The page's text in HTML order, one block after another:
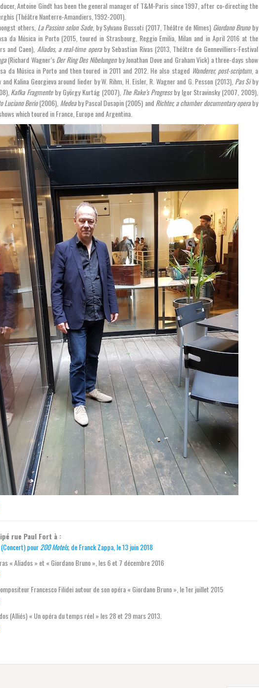
Antoine Gindt has been the general manager of T&M-Paris since 1997, after co-directing the
(Théâtre Nanterre-Amandiers, 1992-2001).
others, La Passion selon Sade, by Sylvano Bussoti (2017, Théâtre de Nîmes) Giordano Brunoby
da Música in Porto (2015, toured in Strasbourg, Reggio Emilia, Milan and in April 2016 at the
and Caen), Aliados, a real-time operaby Sebastian Rivas (2013, Théâtre de Gennevilliers-Festival
(Richard Wagner’sDer Ring Des Nibelungenby Jonathan Dove and Graham Vick) a three-days show
da Música in Porto and then toured in 2011 and 2012. He also staged Wanderer, post-scriptum, a
Kalina Georgieva around lieder by W. Rihm, H. Eisler, R. Wagner and G. Pesson (2013), Pas Siby
Kafka Fragmenteby György Kurtág (2007), The Rake’s Progressby Igor Stravinsky (2007, 2009),
Luciano Berio(2006), Medeaby Pascal Dusapin (2005) and Richter, a chamber documentary operaby
which toured in France, Europe and Argentina.
rue Paul Fort à :
pour200 Motels,de Franck Zappa, le 13 juin 2018
« Aliados » et « Giordano Bruno », les 6 et 7 décembre 2016
Francesco Filidei autour de son opéra « Giordano Bruno », le 1er juillet 2015
(Alliés) « Un opéra du temps réel » les 28 et 29 mars 2013.